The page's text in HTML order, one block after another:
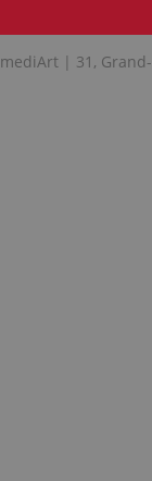
mediArt | 31,